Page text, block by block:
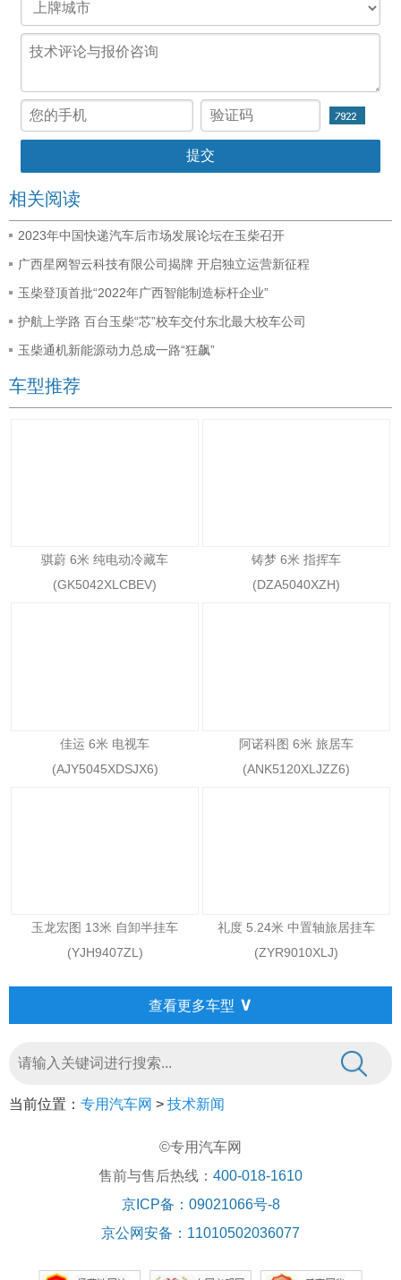
相关阅读
2023年中国快递汽车后市场发展论坛在玉柴召开
广西星网智云科技有限公司揭牌 开启独立运营新征程
玉柴登顶首批“2022年广西智能制造标杆企业”
护航上学路 百台玉柴“芯”校车交付东北最大校车公司
玉柴通机新能源动力总成一路“狂飙”
车型推荐
骐蔚 6米 纯电动冷藏车
(GK5042XLCBEV)
铸梦 6米 指挥车
(DZA5040XZH)
佳运 6米 电视车
(AJY5045XDSJX6)
阿诺科图 6米 旅居车
(ANK5120XLJZZ6)
玉龙宏图 13米 自卸半挂车
(YJH9407ZL)
礼度 5.24米 中置轴旅居挂车
(ZYR9010XLJ)
查看更多车型 ∨
当前位置： 专用汽车网 > 技术新闻
©专用汽车网
售前与售后热线： 400-018-1610
京ICP备：09021066号-8
京公网安备：11010502036077